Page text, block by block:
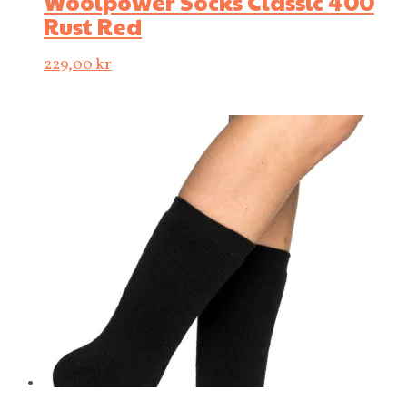
Rust Red
229,00kr